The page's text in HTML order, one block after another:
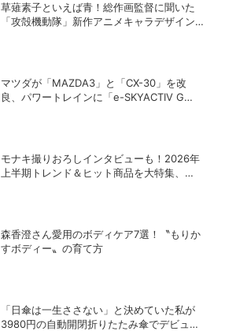
草薙素子といえば青！総作画監督に聞いた
「攻殻機動隊」新作アニメキャラデザインの
マツダが「MAZDA3」と「CX-30」を改
良、パワートレインに「e-SKYACTIV G
モナキ撮りおろしインタビューも！2026年
上半期トレンド＆ヒット商品を大特集、
森香澄さん愛用のボディケア7選！〝もりか
すボディー〟の育て方
「日傘は一生ささない」と決めていた私が
3980円の自動開閉折りたたみ傘でデビュー